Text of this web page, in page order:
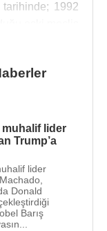
1992
Guerra
başkanlık
ilk turda
Maduro'ya 4
yaptığı
düzenlenmek
muhalif lider
Trump’a
lider
Donald
Barış